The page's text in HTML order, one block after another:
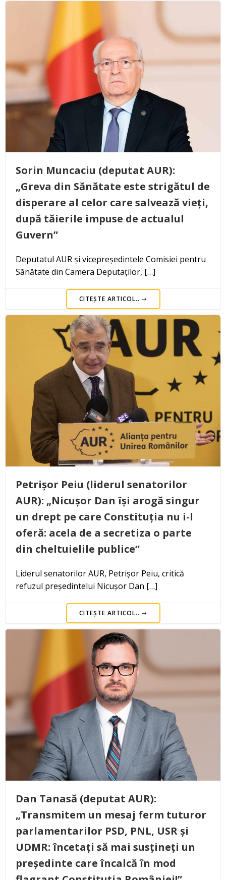
Sorin Muncaciu (deputat AUR):
„Greva din Sănătate este strigătul de
disperare al celor care salvează vieți,
după tăierile impuse de actualul
Guvern”
Deputatul AUR și vicepreședintele Comisiei pentru
Sănătate din Camera Deputaților, […]
CITEȘTE ARTICOL..
Petrișor Peiu (liderul senatorilor
AUR): „Nicușor Dan își arogă singur
un drept pe care Constituția nu i-l
oferă: acela de a secretiza o parte
din cheltuielile publice”
Liderul senatorilor AUR, Petrișor Peiu, critică
refuzul președintelui Nicușor Dan […]
CITEȘTE ARTICOL..
Dan Tanasă (deputat AUR):
„Transmitem un mesaj ferm tuturor
parlamentarilor PSD, PNL, USR și
UDMR: încetați să mai susțineți un
președinte care încalcă în mod